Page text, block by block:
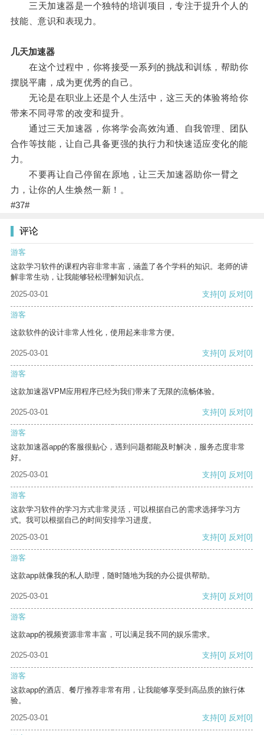
三天加速器是一个独特的培训项目，专注于提升个人的
技能、意识和表现力。
几天加速器
在这个过程中，你将接受一系列的挑战和训练，帮助你
摆脱平庸，成为更优秀的自己。
无论是在职业上还是个人生活中，这三天的体验将给你
带来不同寻常的改变和提升。
通过三天加速器，你将学会高效沟通、自我管理、团队
合作等技能，让自己具备更强的执行力和快速适应变化的能
力。
不要再让自己停留在原地，让三天加速器助你一臂之
力，让你的人生焕然一新！。
#37#
评论
游客
这款学习软件的课程内容非常丰富，涵盖了各个学科的知识。老师的讲
解非常生动，让我能够轻松理解知识点。
2025-03-01
支持[0] 反对[0]
游客
这款软件的设计非常人性化，使用起来非常方便。
2025-03-01 支持[0] 反对[0]
游客
这款加速器VPM应用程序已经为我们带来了无限的流畅体验。
2025-03-01 支持[0] 反对[0]
游客
这款加速器app的客服很贴心，遇到问题都能及时解决，服务态度非常
好。
2025-03-01
支持[0] 反对[0]
游客
这款学习软件的学习方式非常灵活，可以根据自己的需求选择学习方
式。我可以根据自己的时间安排学习进度。
2025-03-01
支持[0] 反对[0]
游客
这款app就像我的私人助理，随时随地为我的办公提供帮助。
2025-03-01 支持[0] 反对[0]
游客
这款app的视频资源非常丰富，可以满足我不同的娱乐需求。
2025-03-01 支持[0] 反对[0]
游客
这款app的酒店、餐厅推荐非常有用，让我能够享受到高品质的旅行体
验。
2025-03-01
支持[0] 反对[0]